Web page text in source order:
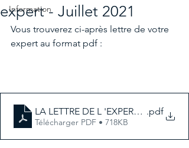
Information
expert - Juillet 2021
Vous trouverez ci-après lettre de votre
expert au format pdf :
.pdf
Télécharger PDF • 718KB